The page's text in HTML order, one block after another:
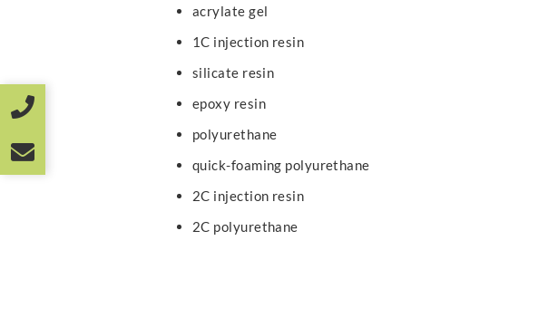
acrylate gel
1C injection resin
silicate resin
epoxy resin
polyurethane
quick-foaming polyurethane
2C injection resin
2C polyurethane